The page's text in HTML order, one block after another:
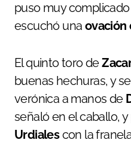
puso muy
escuchó una ovación
El quinto toro de
buenas hechuras, y
verónica a manos de
señaló en el caballo,
Urdialescon la